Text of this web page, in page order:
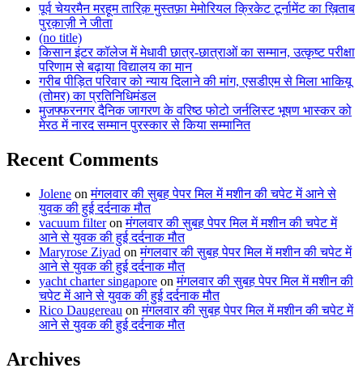
पूर्व चेयरमैन मरहूम तारिक़ मुस्तफ़ा मेमोरियल क्रिकेट टूर्नामेंट का ख़िताब
पुरक़ाज़ी ने जीता
(no title)
किसान इंटर कॉलेज में मेधावी छात्र-छात्राओं का सम्मान, उत्कृष्ट परीक्षा
परिणाम से बढ़ाया विद्यालय का मान
गरीब पीड़ित परिवार को न्याय दिलाने की मांग, एसडीएम से मिला भाकियू
(तोमर) का प्रतिनिधिमंडल
मुजफ्फरनगर दैनिक जागरण के वरिष्ठ फोटो जर्नलिस्ट भूषण भास्कर को
मेरठ में नारद सम्मान पुरस्कार से किया सम्मानित
Recent Comments
Jolene onमंगलवार की सुबह पेपर मिल में मशीन की चपेट में आने से
युवक की हुई दर्दनाक मौत
vacuum filteronमंगलवार की सुबह पेपर मिल में मशीन की चपेट में
आने से युवक की हुई दर्दनाक मौत
Maryrose Ziyad onमंगलवार की सुबह पेपर मिल में मशीन की चपेट में
आने से युवक की हुई दर्दनाक मौत
yacht charter singapore onमंगलवार की सुबह पेपर मिल में मशीन की
चपेट में आने से युवक की हुई दर्दनाक मौत
Rico Daugereau onमंगलवार की सुबह पेपर मिल में मशीन की चपेट में
आने से युवक की हुई दर्दनाक मौत
Archives